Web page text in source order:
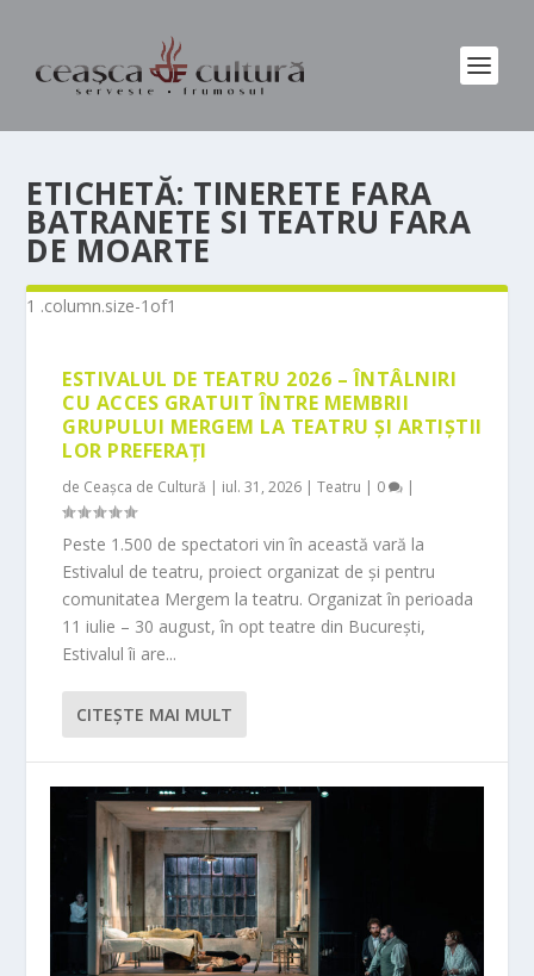
ETICHETĂ: TINERETE FARA
BATRANETE SI TEATRU FARA
DE MOARTE
ESTIVALUL DE TEATRU 2026 – ÎNTÂLNIRI
CU ACCES GRATUIT ÎNTRE MEMBRII
GRUPULUI MERGEM LA TEATRU ȘI ARTIȘTII
LOR PREFERAȚI
de Ceașca de Cultură | iul. 31, 2026 |Teatru | 0 |
Peste 1.500 de spectatori vin în această vară la
Estivalul de teatru, proiect organizat de și pentru
comunitatea Mergem la teatru. Organizat în perioada
11 iulie – 30 august, în opt teatre din București,
Estivalul îi are...
CITEŞTE MAI MULT